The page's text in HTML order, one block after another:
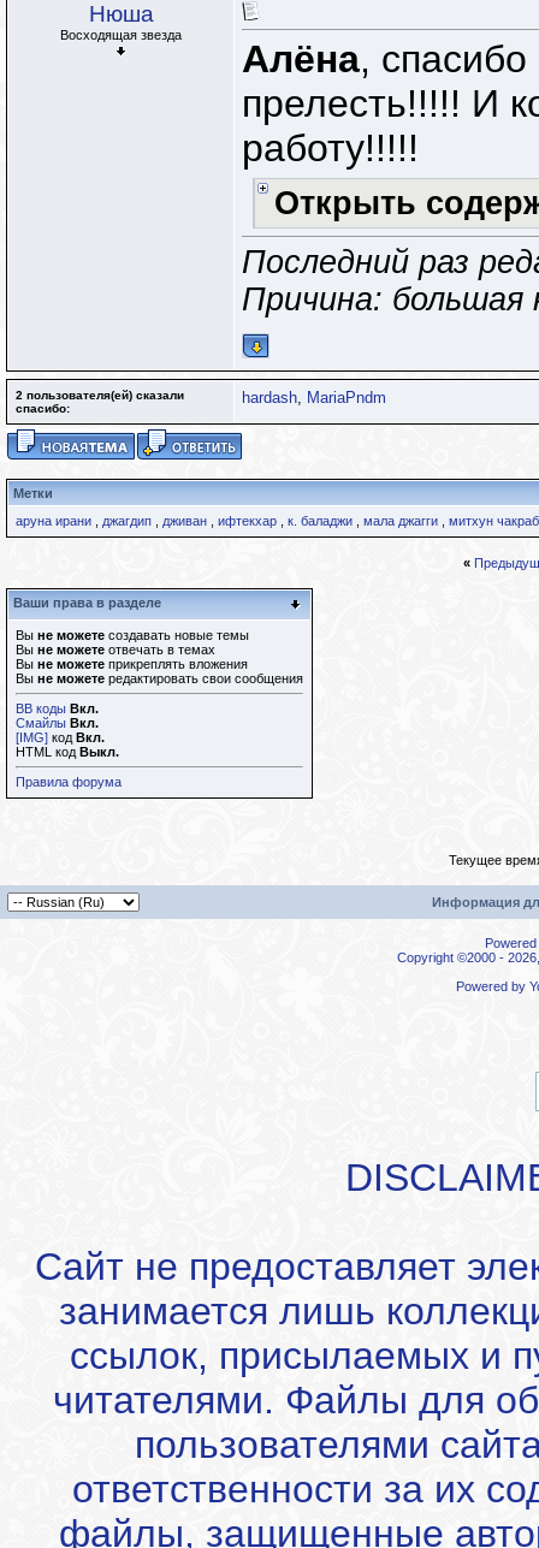
Нюша
Восходящая звезда
Алёна,
прелесть!!!!! И
работу!!!!!
Открыть
Последний раз
Причина: большая
2 пользователя(ей) сказали
cпасибо:
hardash, MariaPndm
Метки
аруна ирани
джагдип дживан ифтекхар к. баладжи мала джагги митхун
«
Ваши права в разделе
Вы не можете создавать новые темы
Вы не можете отвечать в темах
Вы не можете прикреплять вложения
Вы не можете редактировать свои сообщения
BB коды Вкл.
Смайлы Вкл.
[IMG] код Вкл.
HTML код Выкл.
Правила форума
Текущее
Информация
Copyright ©2000 -
Powered by
Сайт не предоставляет
занимается лишь
ссылок, присылаемых и
читателями. Файлы для
пользователями
ответственности за их
файлы, защищенные